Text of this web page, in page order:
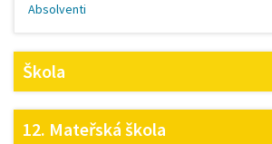
Absolventi
Škola
12. Mateřská škola